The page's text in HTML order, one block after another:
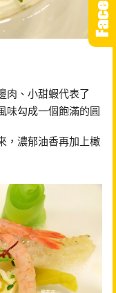
肉、小甜蝦代表了
味勾成一個飽滿的圓
，濃郁油香再加上橄